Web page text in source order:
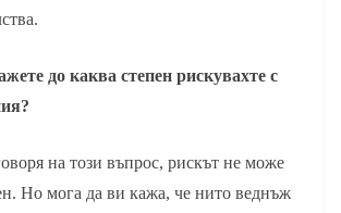
до каква степен рискувахте с
на този въпрос, рискът не може
Но мога да ви кажа, че нито веднъж